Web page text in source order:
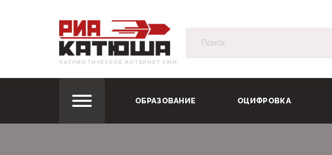
ПАТРИОТИЧЕСКОЕ ИНТЕРНЕТ СМИ
ОБРАЗОВАНИЕ ОЦИФРОВКА